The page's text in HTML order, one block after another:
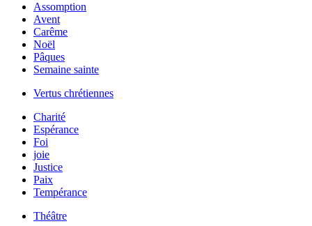
Assomption
Avent
Carême
Noël
Pâques
Semaine sainte
Vertus chrétiennes
Charité
Espérance
Foi
joie
Justice
Paix
Tempérance
Théâtre